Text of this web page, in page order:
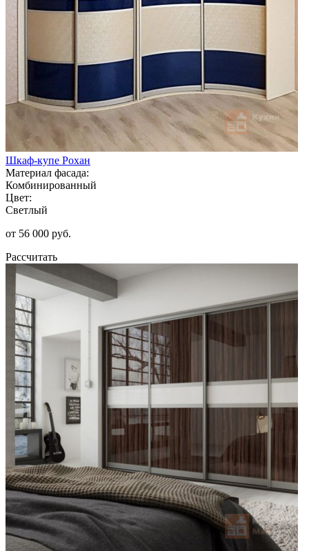
Шкаф-купе Рохан
Материал фасада:
Комбинированный
Цвет:
Светлый
от 56 000 руб.
Рассчитать